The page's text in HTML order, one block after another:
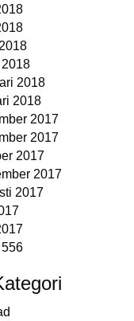
2018
2018
2017
2017
2017
2017
2017